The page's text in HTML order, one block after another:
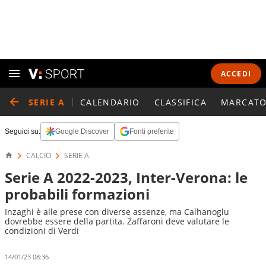
ACCEDI
SERIE A CALENDARIO CLASSIFICA
Seguici su: Google Discover Fonti preferite
CALCIO SERIE A
Serie A 2022-2023, Inter-Verona: le
probabili formazioni
Inzaghi è alle prese con diverse assenze, ma Calhanoglu
dovrebbe essere della partita. Zaffaroni deve valutare le
condizioni di Verdi
14/01/23 08:36